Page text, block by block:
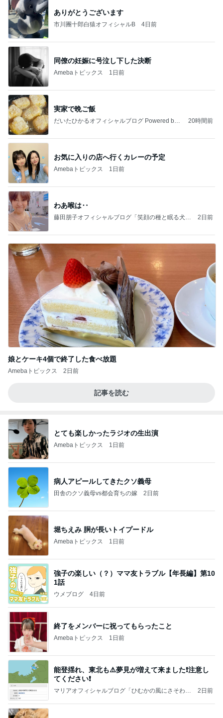
ありがとうございます
市川團十郎白猿オフィシャルB 4日前
同僚の妊娠に号泣し下した決断
Amebaトピックス 1日前
実家で晩ご飯
だいたひかるオフィシャルブログ Powered by
20時間前
お気に入りの店へ行くカレーの予定
Amebaトピックス 1日前
わあ喉は‥
藤田朋子オフィシャルブログ「笑顔の種と眠る犬」
2日前
娘とケーキ4個で終了した食べ放題
Amebaトピックス 2日前
記事を読む
とても楽しかったラジオの生出演
Amebaトピックス 1日前
病人アピールしてきたクソ義母
田舎のクソ義母vs都会育ちの嫁 2日前
堀ちえみ 胴が長いトイプードル
Amebaトピックス 1日前
強子の楽しい（？）ママ友トラブル【年長編】第10
1話
ウメブログ 4日前
終了をメンバーに祝ってもらったこと
Amebaトピックス 1日前
能登揺れ、東北も⚠️夢見が増えて来ました❗️注意し
てください❗️
マリアオフィシャルブログ「ひむかの風にさそわれ
2日前